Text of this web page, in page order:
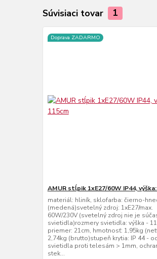
Súvisiaci tovar 1
Doprava ZADARMO
AMUR stĺpik 1xE27/60W IP44,
materiál: hliník, sklofarba: čierno-
(medená)svetelný zdroj: 1xE27/max.
60W/230V (svetelný zdroj nie je
svietidla)rozmery svietidla: výška -
priemer: 21cm, hmotnosť: 1,95kg
2,74kg (brutto)stupeň krytia: IP 44 -
svietidla proti telesám > 1mm,
stek...